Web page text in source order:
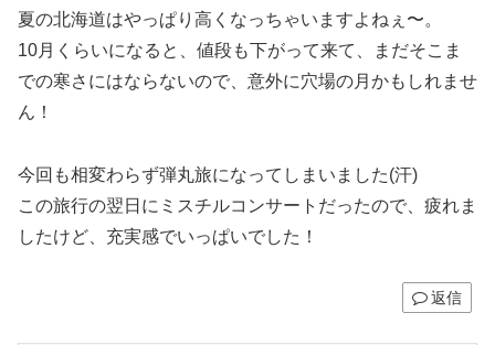
夏の北海道はやっぱり高くなっちゃいますよねぇ〜。
10月くらいになると、値段も下がって来て、まだそこま
での寒さにはならないので、意外に穴場の月かもしれませ
ん！
今回も相変わらず弾丸旅になってしまいました(汗)
この旅行の翌日にミスチルコンサートだったので、疲れま
したけど、充実感でいっぱいでした！
返信